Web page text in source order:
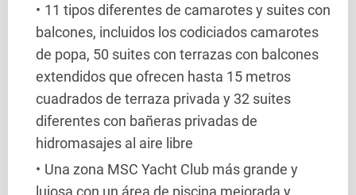
11 tipos diferentes de camarotes y suites con
balcones, incluidos los codiciados camarotes
de popa, 50 suites con terrazas con balcones
extendidos que ofrecen hasta 15 metros
cuadrados de terraza privada y 32 suites
diferentes con bañeras privadas de
hidromasajes al aire libre
Una zona MSC Yacht Club más grande y
lujosa con un área de piscina mejorada y